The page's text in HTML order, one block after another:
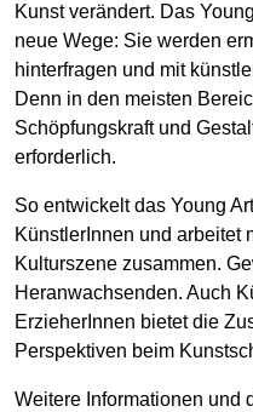
Kunst verändert. Das
neue Wege: Sie werden
hinterfragen und mit
Denn in den meisten
Schöpfungskraft und
erforderlich.
So entwickelt das Young
KünstlerInnen und arbeitet
Kulturszene zusammen.
Heranwachsenden. Auch
ErzieherInnen bietet die
Perspektiven beim
Weitere Informationen und